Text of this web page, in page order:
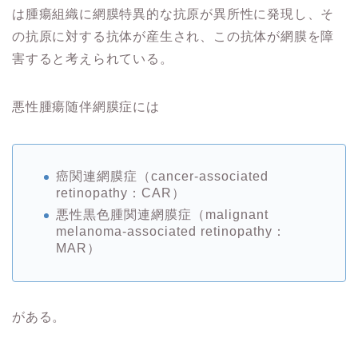
は腫瘍組織に網膜特異的な抗原が異所性に発現し、そ
の抗原に対する抗体が産生され、この抗体が網膜を障
害すると考えられている。
悪性腫瘍随伴網膜症には
癌関連網膜症（cancer-associated
retinopathy：CAR）
悪性黒色腫関連網膜症（malignant
melanoma-associated retinopathy：
MAR）
がある。